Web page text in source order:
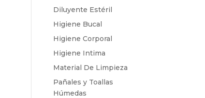
Diluyente Estéril
Higiene Bucal
Higiene Corporal
Higiene Intima
Material De Limpieza
Pañales y Toallas
Húmedas